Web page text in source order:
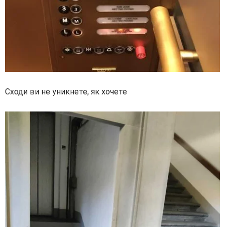
Сходи ви не уникнете, як хочете